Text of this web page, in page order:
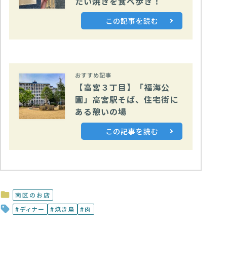
この記事を読む
おすすめ記事
【高宮３丁目】「福海公
園」高宮駅そば、住宅街に
ある憩いの場
この記事を読む
南区のお店
ディナー
焼き鳥 肉